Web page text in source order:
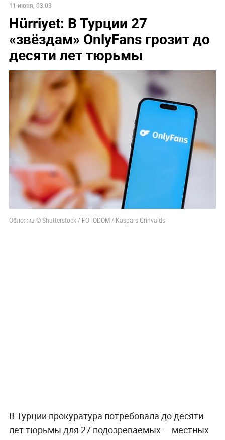
11 июня, 03:03
Hürriyet: В Турции 27
«звёздам» OnlyFans грозит до
десяти лет тюрьмы
Обложка © Shutterstock / FOTODOM / Kaspars Grinvalds
В Турции прокуратура потребовала до десяти
лет тюрьмы для 27 подозреваемых — местных